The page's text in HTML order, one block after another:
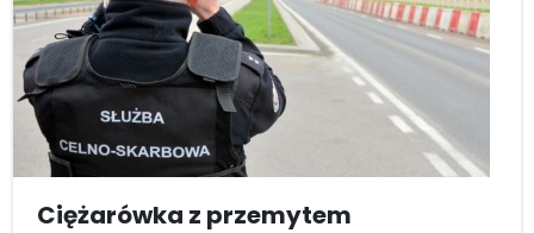
Ciężarówka z przemytem